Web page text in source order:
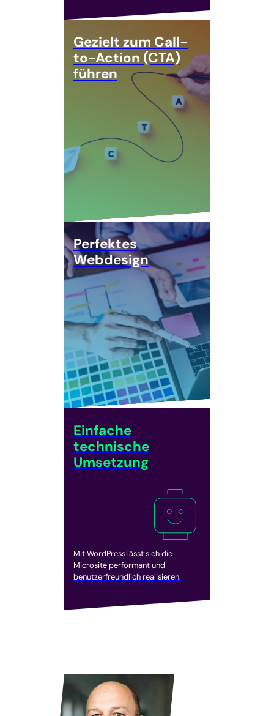
Gezielt zum Call-
to-Action (CTA)
führen
Perfektes
Webdesign
Einfache
technische
Umsetzung
Mit WordPress lässt sich die
Microsite performant und
benutzerfreundlich realisieren.